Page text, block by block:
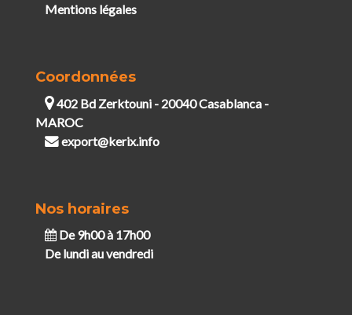
Mentions légales
Coordonnées
402 Bd Zerktouni - 20040 Casablanca -
MAROC
export@kerix.info
Nos horaires
De 9h00 à 17h00
De lundi au vendredi